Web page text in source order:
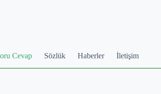
Cevap Sözlük Haberler İletişim